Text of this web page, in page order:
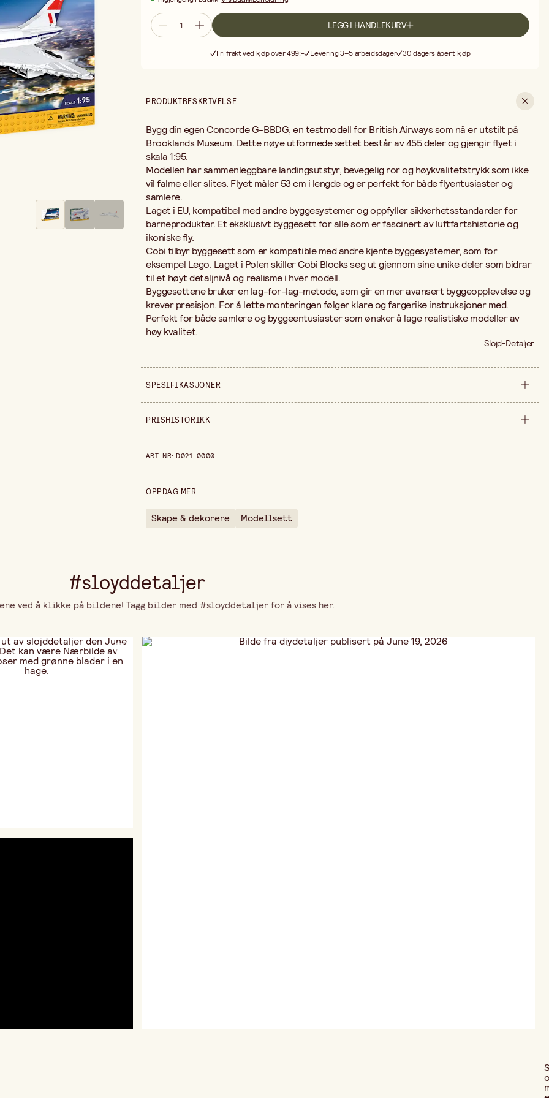
realisme i hver modell.
Byggesettene bruker en lag-for-lag-metode, som gir en mer avansert byggeopplevelse og krever
og byggeentusiaster som ønsker å lage realistiske modeller av høy kvalitet.
LEGG I HANDLEKURV
Fri frakt ved kjøp over 499:- Levering 3–5 arbeidsdager 30 dagers åpent kjøp
PRODUKTBESKRIVELSE
Bygg din egen Concorde G-BBDG, en testmodell for British Airways som nå er utstilt på
Brooklands Museum. Dette nøye utformede settet består av 455 deler og gjengir flyet i
skala 1:95.
Modellen har sammenleggbare landingsutstyr, bevegelig ror og høykvalitetstrykk som ikke
vil falme eller slites. Flyet måler 53 cm i lengde og er perfekt for både flyentusiaster og
samlere.
Laget i EU, kompatibel med andre byggesystemer og oppfyller sikkerhetsstandarder for
barneprodukter. Et eksklusivt byggesett for alle som er fascinert av luftfartshistorie og
ikoniske fly.
Cobi tilbyr byggesett som er kompatible med andre kjente byggesystemer, som for
eksempel Lego. Laget i Polen skiller Cobi Blocks seg ut gjennom sine unike deler som bidrar
til et høyt detaljnivå og realisme i hver modell.
Byggesettene bruker en lag-for-lag-metode, som gir en mer avansert byggeopplevelse og
krever presisjon. For å lette monteringen følger klare og fargerike instruksjoner med.
Perfekt for både samlere og byggeentusiaster som ønsker å lage realistiske modeller av
høy kvalitet.
Slöjd-Detaljer
SPESIFIKASJONER
Selges inn stykke
PRISHISTORIKK
ART. NR:D021-0000
OPPDAG MER
Skape & dekorere Modellsett
#sloyddetaljer
ved å klikke på bildene! Tagg bilder med #sloyddetaljer for å vises her.